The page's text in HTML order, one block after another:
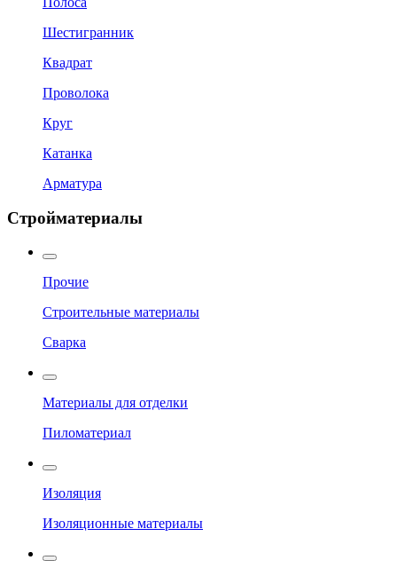
Шестигранник
Квадрат
Проволока
Круг
Катанка
Арматура
Стройматериалы
Прочие
Строительные материалы
Сварка
Материалы для отделки
Пиломатериал
Изоляция
Изоляционные материалы